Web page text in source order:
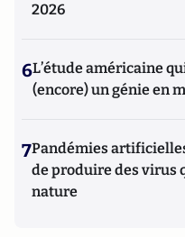
2026
6L’étude américaine
(encore) un génie en
7Pandémies
de produire des virus
nature